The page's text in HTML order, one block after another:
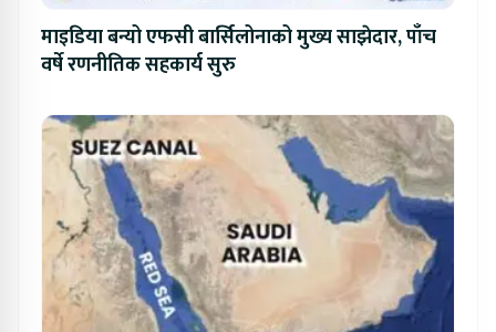
माइडिया बन्यो एफसी बार्सिलोनाको मुख्य साझेदार, पाँच
वर्षे रणनीतिक सहकार्य सुरु